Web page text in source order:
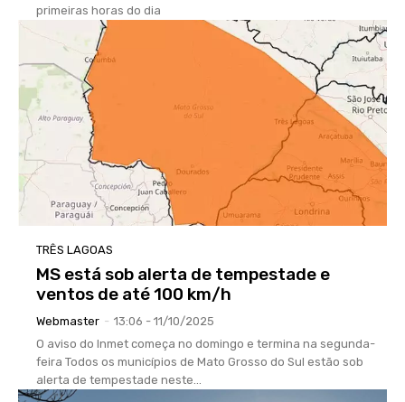
primeiras horas do dia
TRÊS LAGOAS
MS está sob alerta de tempestade e
ventos de até 100 km/h
Webmaster - 13:06 - 11/10/2025
O aviso do Inmet começa no domingo e termina na segunda-
feira Todos os municípios de Mato Grosso do Sul estão sob
alerta de tempestade neste...